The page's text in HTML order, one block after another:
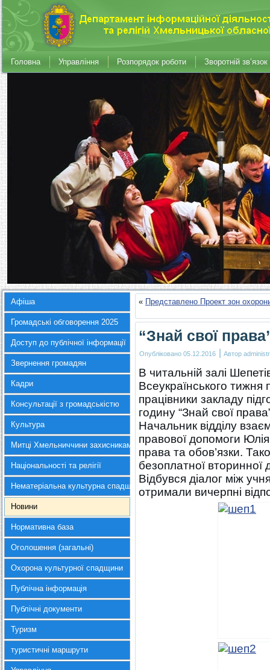
Головна Управління Розпорядок роботи Зворотній зв’язок
Афіша
Громадські обговорення 2025
Доступ до публічної інформації
Звернення громадян
Кадри
Консультації з громадськістю
Культура
Митці Хмельниччини захисникам України
Національності та релігії
Нематеріальна культурна спадщина
Новини
Нормативна база
Оголошення (загальні)
Охорона культурної спадщини
Публічна інформація
Публічні документи
Туризм
туристичні маршрути
« Представлено Проект зон
“Знай свої
Опубліковано 05.12.2016 | Автор
В читальній залі
Всеукраїнського тижня
працівники закладу
годину “Знай свої
Начальник відділу
правової допомоги
права та обов’язки.
безоплатної вторинної
Відбувся діалог між
отримали вичерпні